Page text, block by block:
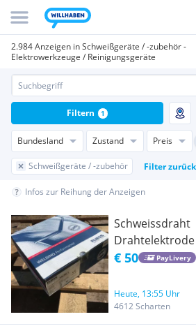
2.984 Anzeigen in Schweißgeräte / -zubehör -
Elektrowerkzeuge / Reinigungsgeräte
Bundesland Zustand Preis
Schweißgeräte / -zubehör Filter
Filtern 1
Infos zur Reihung der Anzeigen
Schweissdraht
Drahtelektrode
MIG MAG
€ 50 PayLivery
Heute, 13:55 Uhr
4612 Scharten